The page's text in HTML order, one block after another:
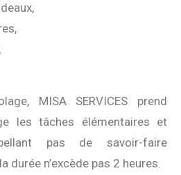
MISA SERVICES prend
les tâches élémentaires et
pas de savoir-faire
durée n’excède pas 2 heures.